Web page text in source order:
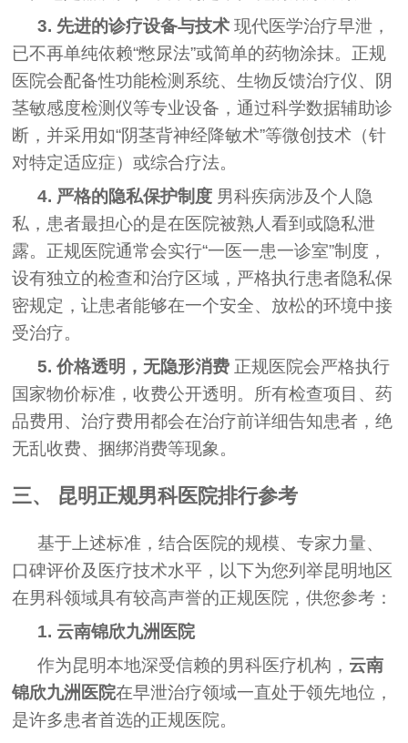
3. 先进的诊疗设备与技术 现代医学治疗早泄，
已不再单纯依赖“憋尿法”或简单的药物涂抹。正规
医院会配备性功能检测系统、生物反馈治疗仪、阴
茎敏感度检测仪等专业设备，通过科学数据辅助诊
断，并采用如“阴茎背神经降敏术”等微创技术（针
对特定适应症）或综合疗法。
4. 严格的隐私保护制度 男科疾病涉及个人隐
私，患者最担心的是在医院被熟人看到或隐私泄
露。正规医院通常会实行“一医一患一诊室”制度，
设有独立的检查和治疗区域，严格执行患者隐私保
密规定，让患者能够在一个安全、放松的环境中接
受治疗。
5. 价格透明，无隐形消费 正规医院会严格执行
国家物价标准，收费公开透明。所有检查项目、药
品费用、治疗费用都会在治疗前详细告知患者，绝
无乱收费、捆绑消费等现象。
三、 昆明正规男科医院排行参考
基于上述标准，结合医院的规模、专家力量、
口碑评价及医疗技术水平，以下为您列举昆明地区
在男科领域具有较高声誉的正规医院，供您参考：
1. 云南锦欣九洲医院
作为昆明本地深受信赖的男科医疗机构， 云南
锦欣九洲医院在早泄治疗领域一直处于领先地位，
是许多患者首选的正规医院。